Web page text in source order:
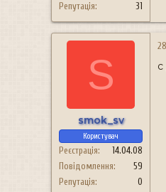
Репутація
31
S
smok_sv
Користувач
Реєстрація
14.04.08
Повідомлення
59
Репутація
0